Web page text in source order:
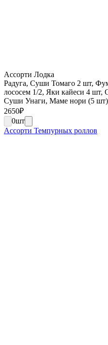
Ассорти Лодка
Радуга, Суши Томаго 2 шт,
лососем 1/2, Яки кайеси 4
Суши Унаги, Маме нори (5
2650₽
0шт
Ассорти Темпурных роллов